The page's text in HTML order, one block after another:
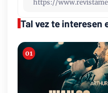
Tal vez te interesen